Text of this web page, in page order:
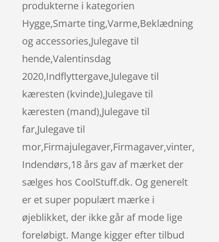
produkterne i kategorien
Hygge,Smarte ting,Varme,Beklædning
og accessories,Julegave til
hende,Valentinsdag
2020,Indflyttergave,Julegave til
kæresten (kvinde),Julegave til
kæresten (mand),Julegave til
far,Julegave til
mor,Firmajulegaver,Firmagaver,vinter,
Indendørs,18 års gav af mærket der
sælges hos CoolStuff.dk. Og generelt
er et super populært mærke i
øjeblikket, der ikke går af mode lige
foreløbigt. Mange kigger efter tilbud